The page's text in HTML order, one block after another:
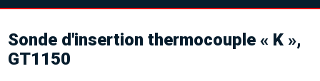
Sonde d'insertion thermocouple « K »,
GT1150